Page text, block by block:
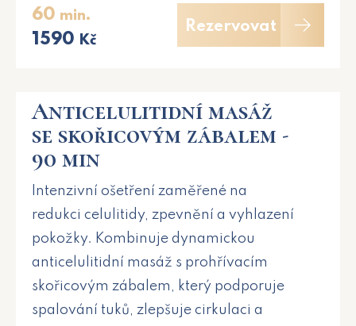
60 min.
1590 Kč
Rezervovat
Anticelulitidní masáž
se skořicovým zábalem -
90 min
Intenzivní ošetření zaměřené na
redukci celulitidy, zpevnění a vyhlazení
pokožky. Kombinuje dynamickou
anticelulitidní masáž s prohřívacím
skořicovým zábalem, který podporuje
spalování tuků, zlepšuje cirkulaci a